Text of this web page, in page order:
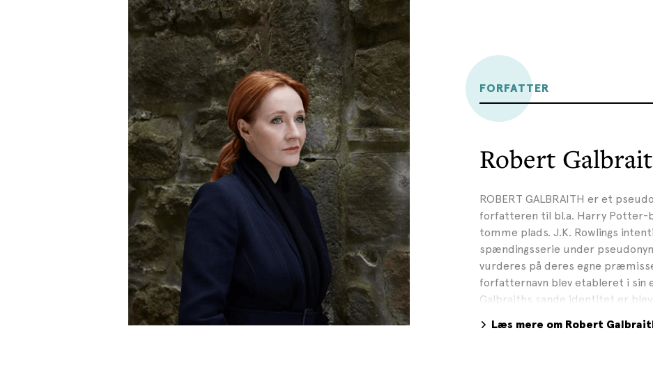
FORFATTER
Robert
ROBERT GALBRAITH er et
forfatteren til bl.a. Harry Potter-
tomme plads. J.K. Rowlings
spændingsserie under
vurderes på deres egne
forfatternavn blev etableret i sin
Galbraiths sande identitet er
Cormoran Strike-serien fra sine
Læs mere om Robert